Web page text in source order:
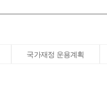
국가재정 운용계획